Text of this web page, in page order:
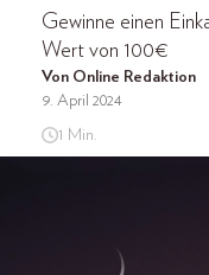
Gewinne einen
Wert von 100€
Von Online Redaktion
9. April 2024
1 Min.